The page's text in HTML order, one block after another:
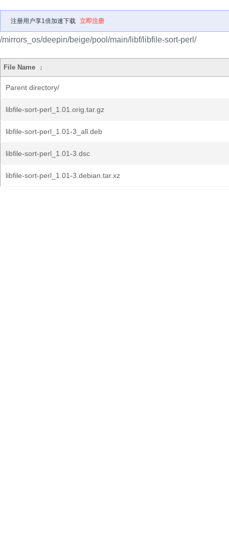
注册用户享1倍加速下载 立即注册
/mirrors_os/deepin/beige/pool/main/libf/libfile-sort-perl/
File Name ↓
Parent directory/
libfile-sort-perl_1.01.orig.tar.gz
libfile-sort-perl_1.01-3_all.deb
libfile-sort-perl_1.01-3.dsc
libfile-sort-perl_1.01-3.debian.tar.xz